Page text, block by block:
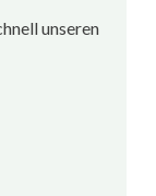
unseren